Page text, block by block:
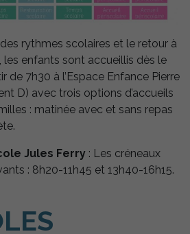
rythmes scolaires et le retour à
les enfants sont accueillis dès le
de 7h30 à l’Espace Enfance Pierre
D) avec trois options d’accueils
: matinée avec et sans repas
Jules Ferry : Les créneaux
: 8h20-11h45 et 13h40-16h15.